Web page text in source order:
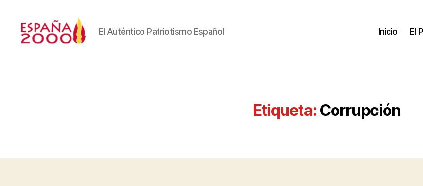
El Auténtico Patriotismo Español Inicio El
Etiqueta: Corrupción